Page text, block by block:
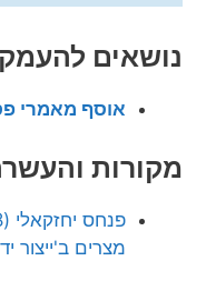
נושאים
אוסף מאמרי
מקורות
מצרים ב'ייצור